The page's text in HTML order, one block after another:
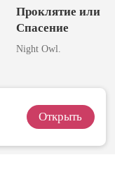
Проклятие или
Спасение
Night Owl.
Открыть